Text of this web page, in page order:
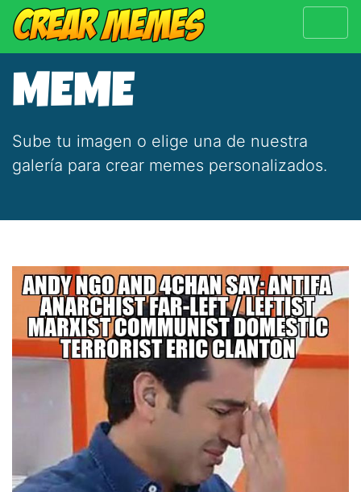
MEME
Sube tu imagen o elige una de nuestra
galería para crear memes personalizados.